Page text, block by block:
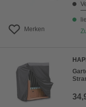
Merken